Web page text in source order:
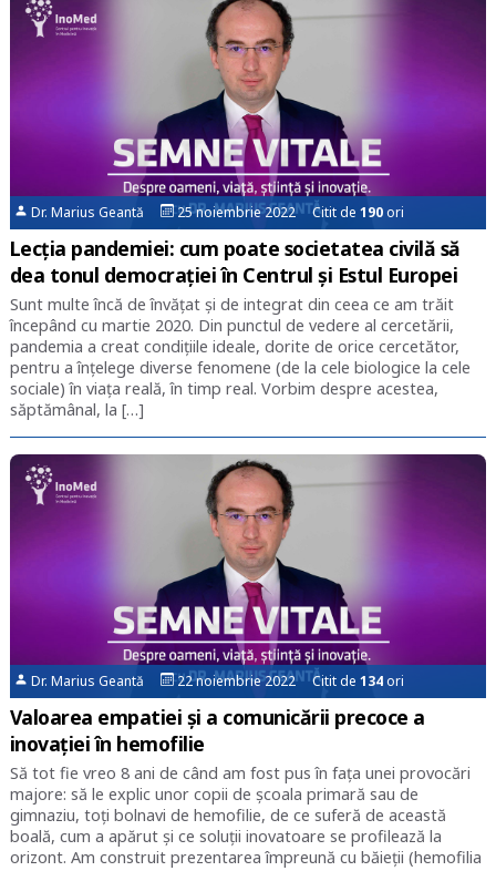
Dr. Marius Geantă 25 noiembrie 2022 Citit de190ori
Lecția pandemiei: cum poate societatea civilă să
dea tonul democrației în Centrul și Estul Europei
Sunt multe încă de învățat și de integrat din ceea ce am trăit
începând cu martie 2020. Din punctul de vedere al cercetării,
pandemia a creat condițiile ideale, dorite de orice cercetător,
pentru a înțelege diverse fenomene (de la cele biologice la cele
sociale) în viața reală, în timp real. Vorbim despre acestea,
săptămânal, la […]
Dr. Marius Geantă 22 noiembrie 2022 Citit de134ori
Valoarea empatiei și a comunicării precoce a
inovației în hemofilie
Să tot fie vreo 8 ani de când am fost pus în fața unei provocări
majore: să le explic unor copii de școala primară sau de
gimnaziu, toți bolnavi de hemofilie, de ce suferă de această
boală, cum a apărut și ce soluții inovatoare se profilează la
orizont. Am construit prezentarea împreună cu băieții (hemofilia